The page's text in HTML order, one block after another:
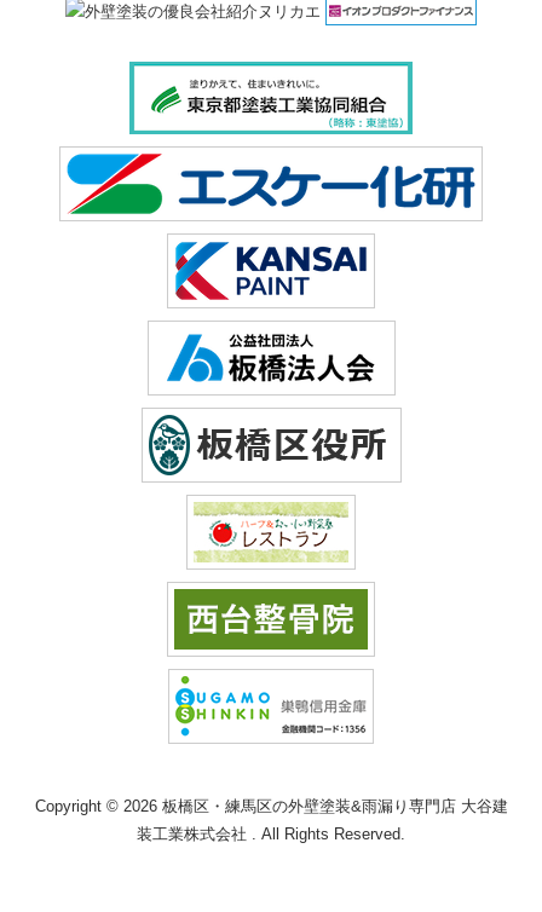
Copyright © 2026 板橋区・練馬区の外壁塗装&雨漏り専門店 大谷建
装工業株式会社 . All Rights Reserved.